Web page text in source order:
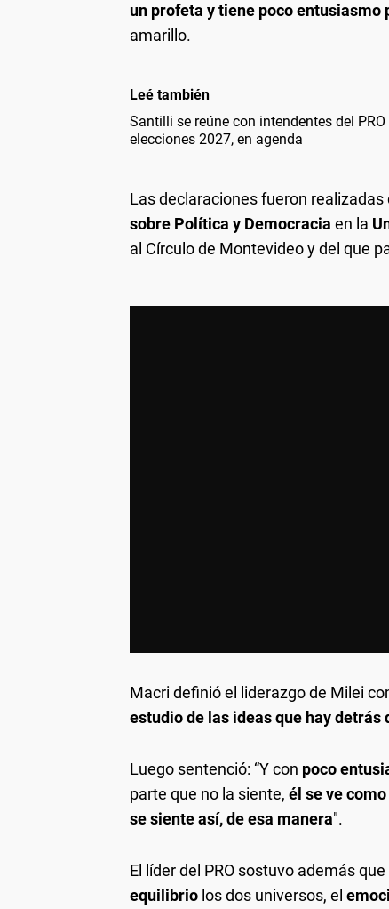
un profeta y tiene poco entusiasmo
amarillo.
Leé también
Santilli se reúne con intendentes del
elecciones 2027, en agenda
Las declaraciones fueron
sobre Política y Democracia en la
al Círculo de Montevideo y del que
Macri definió el liderazgo de Milei
estudio de las ideas que hay detrás
Luego sentenció: “Y con poco
parte que no la siente, él se ve
se siente así, de esa manera".
El líder del PRO sostuvo además
equilibrio los dos universos, el